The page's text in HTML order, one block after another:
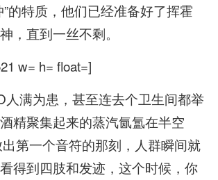
的特质，他们已经准备好了挥霍
，直到一丝不剩。
w= h= float=]
人满为患，甚至连去个卫生间都举
精聚集起来的蒸汽氤氲在半空
出第一个音符的那刻，人群瞬间就
得到四肢和发迹，这个时候，你